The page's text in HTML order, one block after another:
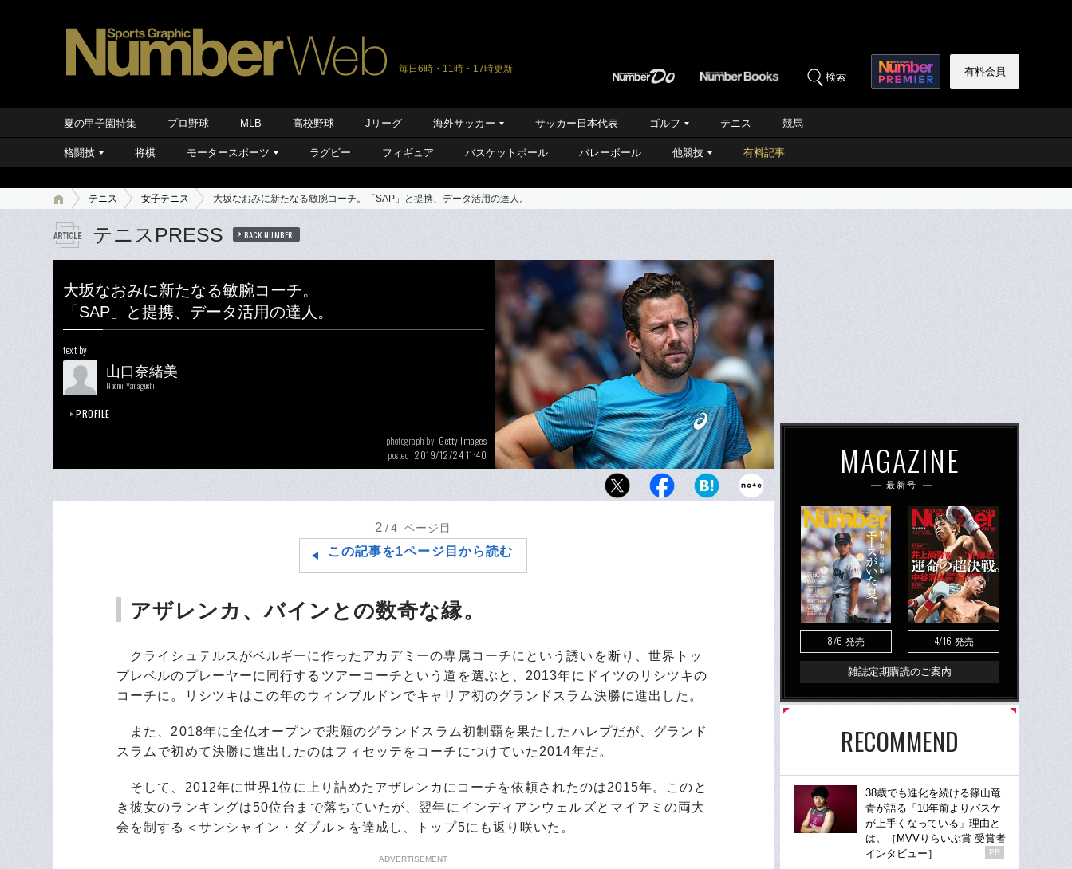
毎日6時・11時・17時更新
検索 有料会員
夏の甲子園特集 プロ野球 MLB 高校野球 Jリーグ 海外サッカー サッカー日本代表 ゴルフ テニス 競馬
格闘技 将棋 モータースポーツ ラグビー フィギュア バスケットボール バレーボール 他競技 有料記事
テニス 女子テニス 大坂なおみに新たなる敏腕コーチ。「SAP」と提携、データ活用の達人。
テニスPRESS BACK NUMBER
大坂なおみに新たなる敏腕コーチ。
「SAP」と提携、データ活用の達人。
text by
山口奈緒美
Naomi Yamaguchi
PROFILE
photograph by Getty Images
posted 2019/12/24 11:40
2020年の大坂なおみを支えるウィム・フィテッセ。彼がコ
2 /4 ページ目
この記事を1ページ目から読む
アザレンカ、バインとの数奇な縁。
クライシュテルスがベルギーに作ったアカデミーの専属コーチにという誘いを断り、世界トッ
プレベルのプレーヤーに同行するツアーコーチという道を選ぶと、2013年にドイツのリシツキの
コーチに。リシツキはこの年のウィンブルドンでキャリア初のグランドスラム決勝に進出した。
また、2018年に全仏オープンで悲願のグランドスラム初制覇を果たしたハレプだが、グランド
スラムで初めて決勝に進出したのはフィセッテをコーチにつけていた2014年だ。
そして、2012年に世界1位に上り詰めたアザレンカにコーチを依頼されたのは2015年。このと
き彼女のランキングは50位台まで落ちていたが、翌年にインディアンウェルズとマイアミの両大
会を制する＜サンシャイン・ダブル＞を達成し、トップ5にも返り咲いた。
ADVERTISEMENT
MAGAZINE
最新号
8/6 発売 4/16 発売
雑誌定期購読のご案内
RECOMMEND
38歳でも進化を続ける篠山竜
青が語る「10年前よりバスケ
が上手くなっている」理由と
は。［MVVりらいぶ賞 受賞者
インタビュー］
PR